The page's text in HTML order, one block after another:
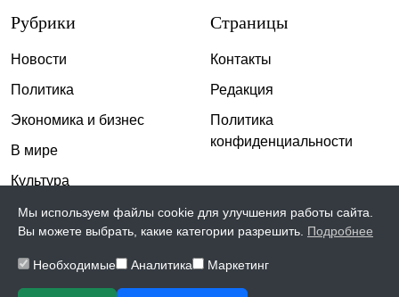
Рубрики
Новости
Политика
Экономика и бизнес
В мире
Культура
Спорт
Происшествия
Страницы
Контакты
Редакция
Политика
конфиденциальности
Мы используем файлы cookie для улучшения работы сайта.
Вы можете выбрать, какие категории разрешить. Подробнее
Необходимые Аналитика Маркетинг